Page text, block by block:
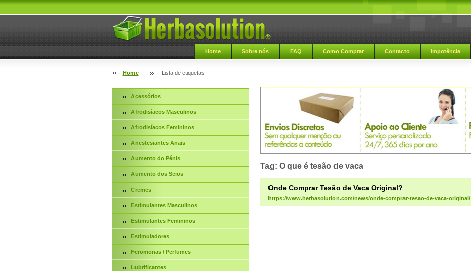
Home Sobre nós FAQ Como Comprar Contacto Impotência
Home Lista de etiquetas
Tag: O que é tesão de vaca
Onde Comprar Tesão de Vaca Original?
https://www.herbasolution.com/news/onde-comprar-tesao-de-vaca-original/
Acessórios
Afrodisíacos Masculinos
Afrodisíacos Femininos
Anestesiantes Anais
Aumento do Pénis
Aumento dos Seios
Cremes
Estimulantes Masculinos
Estimulantes Femininos
Estimuladores
Feromonas / Perfumes
Lubrificantes